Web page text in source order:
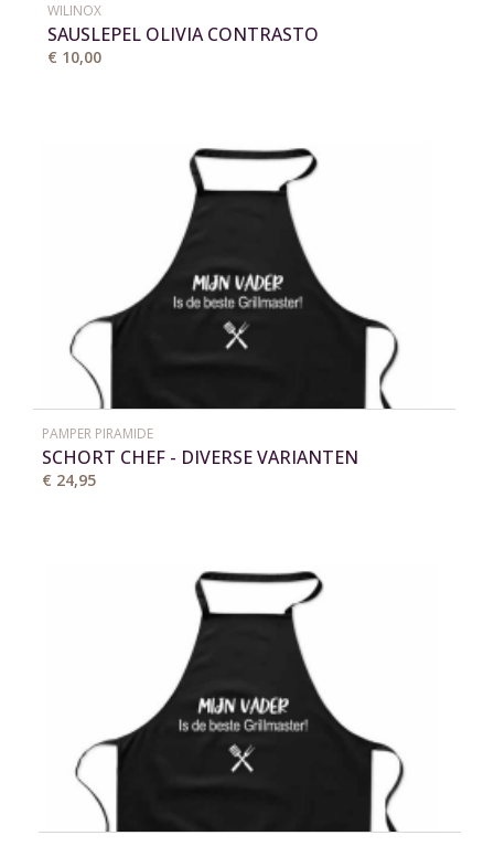
WILINOX
SAUSLEPEL OLIVIA CONTRASTO
€ 10,00
PAMPER PIRAMIDE
SCHORT CHEF - DIVERSE VARIANTEN
€ 24,95